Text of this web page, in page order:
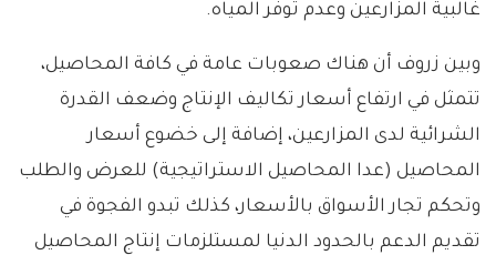
غالبية المزارعين وعدم توفر المياه.
وبين زروف أن هناك صعوبات عامة في كافة المحاصيل،
تتمثل في ارتفاع أسعار تكاليف الإنتاج وضعف القدرة
الشرائية لدى المزارعين، إضافة إلى خضوع أسعار
المحاصيل (عدا المحاصيل الاستراتيجية) للعرض والطلب
وتحكم تجار الأسواق بالأسعار، كذلك تبدو الفجوة في
تقديم الدعم بالحدود الدنيا لمستلزمات إنتاج المحاصيل